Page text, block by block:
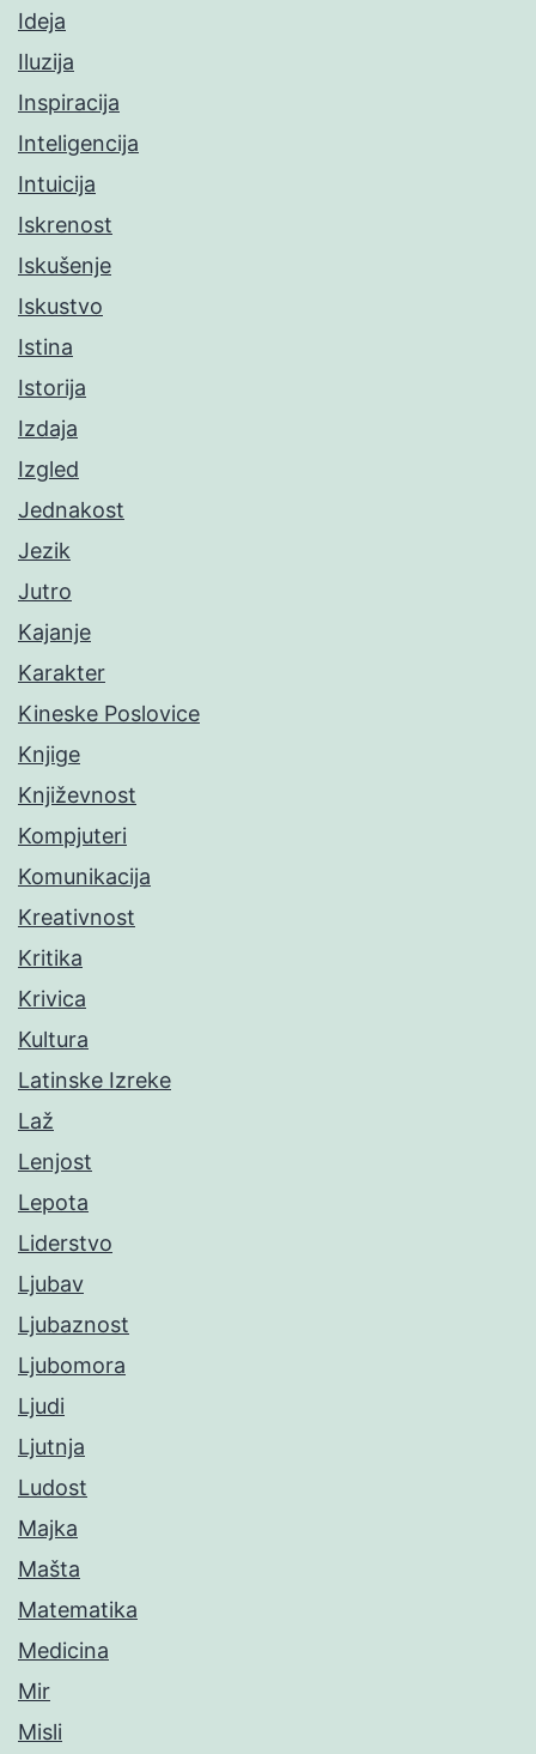
Ideja
Iluzija
Inspiracija
Inteligencija
Intuicija
Iskrenost
Iskušenje
Iskustvo
Istina
Istorija
Izdaja
Izgled
Jednakost
Jezik
Jutro
Kajanje
Karakter
Kineske Poslovice
Knjige
Književnost
Kompjuteri
Komunikacija
Kreativnost
Kritika
Krivica
Kultura
Latinske Izreke
Laž
Lenjost
Lepota
Liderstvo
Ljubav
Ljubaznost
Ljubomora
Ljudi
Ljutnja
Ludost
Majka
Mašta
Matematika
Medicina
Mir
Misli